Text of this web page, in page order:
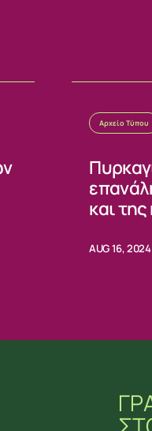
Αρχείο Τύπου
και
AUG 16, 2024